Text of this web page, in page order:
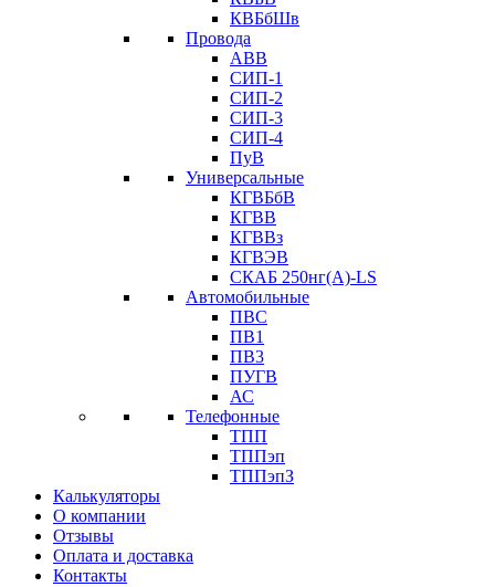
КВБбШв
Провода
АВВ
СИП-1
СИП-2
СИП-3
СИП-4
ПуВ
Универсальные
КГВБбВ
КГВВ
КГВВз
КГВЭВ
СКАБ 250нг(А)-LS
Автомобильные
ПВС
ПВ1
ПВ3
ПУГВ
АС
Телефонные
ТПП
ТППэп
ТППэпЗ
Калькуляторы
О компании
Отзывы
Оплата и доставка
Контакты